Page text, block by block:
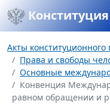
Акты конституционного
Права и свободы
Основные
Конвенция
равном обращении и